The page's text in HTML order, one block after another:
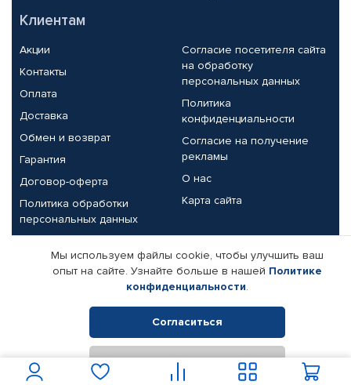
Клиентам
Акции
Контакты
Оплата
Доставка
Обмен и возврат
Гарантия
Договор-оферта
Политика обработки
персональных данных
Согласие посетителя сайта
на обработку
персональных данных
Политика
конфиденциальности
Согласие на получение
рекламы
О нас
Карта сайта
Партнерам
Корпоративным клиентам
Поставщикам
Реквизиты компании
© КАМАЗ ЦЕНТР ДОНЕЦК, 2015-2026. Все права защищены.
Интернет-магазин автомобильных товаров Автопрофи.
Мы используем файлы cookie, чтобы улучшить ваш
опыт на сайте. Узнайте больше в нашей Политике
конфиденциальности.
Согласиться
Отклонить